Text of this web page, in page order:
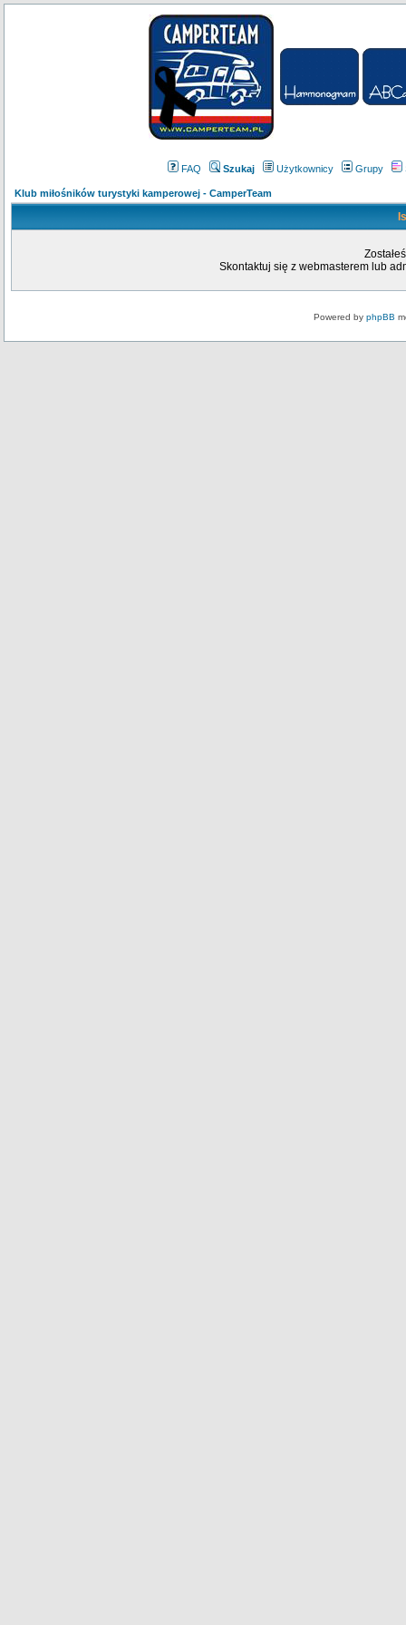
FAQ Szukaj Użytkownicy Grupy
Klub miłośników turystyki kamperowej - CamperTeam
Skontaktuj się z webmasterem lub
Powered by phpBB